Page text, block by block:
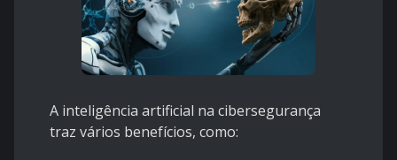
A inteligência artificial na cibersegurança
traz vários benefícios, como: